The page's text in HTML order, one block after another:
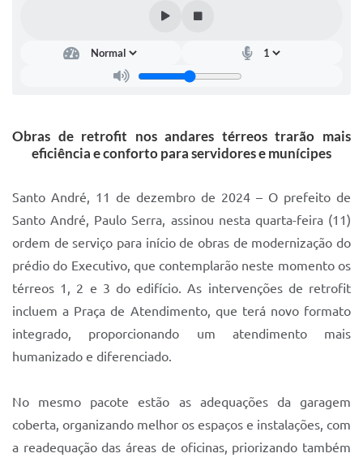
Legislação
Lei de acesso à informação
Mobilidade Urbana Sustentável
Parque Escola
Portal da Educação
Quadra Fiscal
SIC
Autarquias
Obras de retrofit nos andares térreos trarão mais
eficiência e conforto para servidores e munícipes
Santo André, 11 de dezembro de 2024 – O prefeito de
Santo André, Paulo Serra, assinou nesta quarta-feira (11)
ordem de serviço para início de obras de modernização do
prédio do Executivo, que contemplarão neste momento os
térreos 1, 2 e 3 do edifício. As intervenções de retrofit
incluem a Praça de Atendimento, que terá novo formato
integrado, proporcionando um atendimento mais
humanizado e diferenciado.
No mesmo pacote estão as adequações da garagem
coberta, organizando melhor os espaços e instalações, com
a readequação das áreas de oficinas, priorizando também